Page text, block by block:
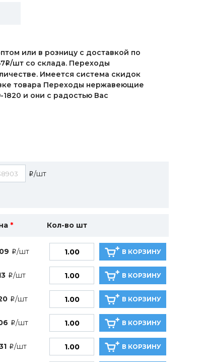
или в розницу с доставкой по
i/шт со склада. Переходы
Имеется система скидок
товара Переходы нержавеющие
1820 и они с радостью Вас
i/шт
* Кол-во шт
i/шт В КОРЗИНУ
i/шт В КОРЗИНУ
i/шт В КОРЗИНУ
i/шт В КОРЗИНУ
i/шт В КОРЗИНУ